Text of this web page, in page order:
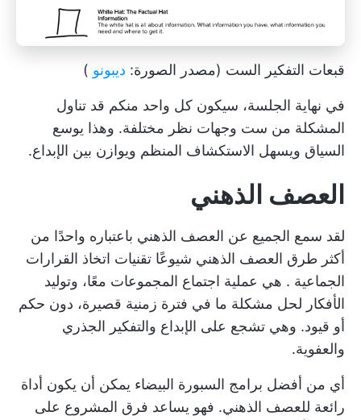
قبعات التفكير الست (مصدر الصورة: ديبونو )
في نهاية الجلسة، سيكون كل واحد منكم قد تناول
المشكلة من ست وجهات نظر مختلفة. وهذا يوسع
السياق ويسهل الاستكشاف المنظم ويوازن بين الإبداع.
العصف الذهني
لقد سمع الجميع عن العصف الذهني باعتباره واحدًا من
أكثر طرق العصف الذهني شيوعًا تقنيات اتخاذ القرارات
الجماعية . هي عملية اجتماع المجموعات معًا، وتوليد
الأفكار لحل مشكلة ما في فترة زمنية قصيرة، دون حكم
أو قيود. وهي تشجع على الإبداع والتفكير الجذري
والعفوية.
أي من أفضل برامج السبورة البيضاء يمكن أن يكون أداة
رائعة للعصف الذهني. فهو يساعد فرق المشروع على